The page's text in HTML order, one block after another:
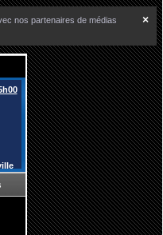
×
nos partenaires de médias